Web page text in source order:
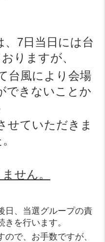
、7日当日には台
りますが、
台風により会場
できないことか
せていただきま
せん。
日、当選グループの責
を行います。
で、お手数ですが、